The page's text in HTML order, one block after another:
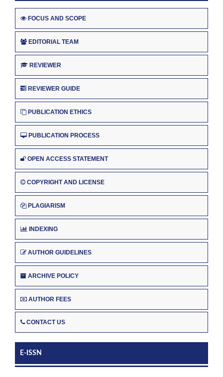
FOCUS AND SCOPE
EDITORIAL TEAM
REVIEWER
REVIEWER GUIDE
PUBLICATION ETHICS
PUBLICATION PROCESS
OPEN ACCESS STATEMENT
COPYRIGHT AND LICENSE
PLAGIARISM
INDEXING
AUTHOR GUIDELINES
ARCHIVE POLICY
AUTHOR FEES
CONTACT US
E-ISSN